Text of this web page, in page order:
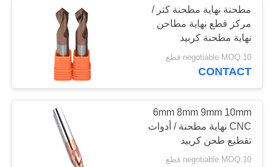
PRIVACY
POLICY
مطحنة نهاية مطحنة كتر /
مركز قطع نهاية مطاحن
نهاية مطحنة كربيد
negotiable MOQ:10 قطع
CONTACT
6mm 8mm 9mm 10mm
CNC نهاية مطحنة / أدوات
تقطيع طحن كربيد
التنغستن
negotiable MOQ:10 قطع